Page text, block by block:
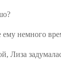
немного
Лиза